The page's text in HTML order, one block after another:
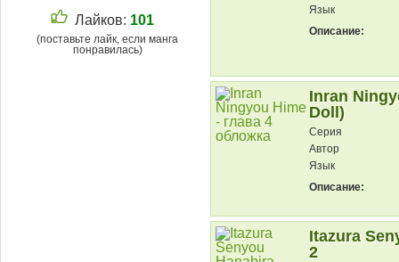
Лайков: 101
(поставьте лайк, если манга
понравилась)
Язык
Описание:
Inran
Doll)
Серия
Автор
Язык
Описание:
Itazura
2